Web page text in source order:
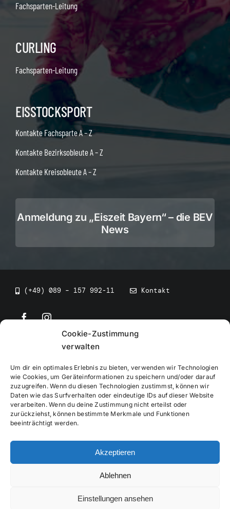
Cookie-Zustimmung
verwalten
Um dir ein optimales Erlebnis zu bieten, verwenden wir Technologien
wie Cookies, um Geräteinformationen zu speichern und/oder darauf
zuzugreifen. Wenn du diesen Technologien zustimmst, können wir
Daten wie das Surfverhalten oder eindeutige IDs auf dieser Website
verarbeiten. Wenn du deine Zustimmung nicht erteilst oder
zurückziehst, können bestimmte Merkmale und Funktionen
beeinträchtigt werden.
Akzeptieren
Ablehnen
Einstellungen ansehen
Fachsparten-Leitung
CURLING
Fachsparten-Leitung
EISSTOCKSPORT
Kontakte Fachsparte A – Z
Kontakte Bezirksobleute A – Z
Kontakte Kreisobleute A – Z
Anmeldung zu „Eiszeit Bayern“ – die BEV
News
(+49) 089 – 157 992-11 Kontakt
• BEV Bayerischer Eissportverband
Impressum
Datenschutzerklärung